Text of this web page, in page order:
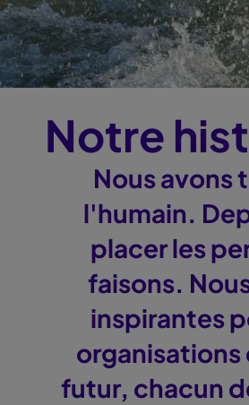
Notre
Nous avons
l'humain.
placer les
faisons.
inspirantes
organisations
futur, chacun